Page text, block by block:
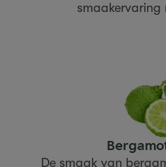
smaakervaring
De smaak van